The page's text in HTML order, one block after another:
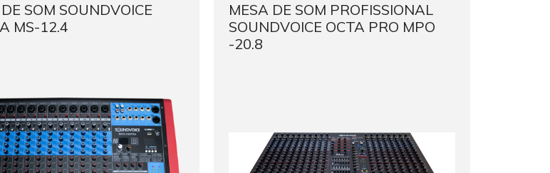
SOM SOUNDVOICE
MS-12.4
MESA DE SOM PROFISSIONAL
SOUNDVOICE OCTA PRO MPO
-20.8